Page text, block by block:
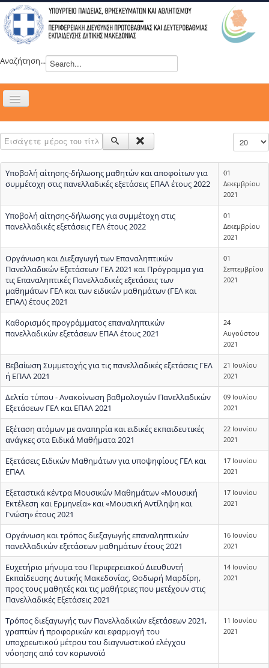
Αναζήτηση...
Εναλλαγή
ΝΕΑ
ΣΥΜΒΟΥΛΙΑ
ΕΥΡΩΠΑΪΚΑ ΠΡΟΓΡΑΜΜΑΤΑ
ΜΑΘΗΤΕΙΑ
ΔΡΑΣΕΙΣ
ΕΠΙΚΟΙΝΩΝΙΑ
ΕΞ ΑΠΟΣΤΑΣΕΩΣ ΕΚΠΑΙΔΕΥΣΗ
Εισάγετε μέρος του τίτλου.
Υποβολή αίτησης-δήλωσης μαθητών και αποφοίτων για
συμμέτοχη στις πανελλαδικές εξετάσεις ΕΠΑΛ έτους 2022
01
Δεκεμβρίου
2021
Υποβολή αίτησης-δήλωσης για συμμέτοχη στις
πανελλαδικές εξετάσεις ΓΕΛ έτους 2022
01
Δεκεμβρίου
2021
Οργάνωση και Διεξαγωγή των Επαναληπτικών
Πανελλαδικών Εξετάσεων ΓΕΛ 2021 και Πρόγραμμα για
τις Επαναληπτικές Πανελλαδικές εξετάσεις των
μαθημάτων ΓΕΛ και των ειδικών μαθημάτων (ΓΕΛ και
ΕΠΑΛ) έτους 2021
01
Σεπτεμβρίου
2021
Καθορισμός προγράμματος επαναληπτικών
πανελλαδικών εξετάσεων ΕΠΑΛ έτους 2021
24
Αυγούστου
2021
Βεβαίωση Συμμετοχής για τις πανελλαδικές εξετάσεις ΓΕΛ
ή ΕΠΑΛ 2021
21 Ιουλίου
2021
Δελτίο τύπου - Ανακοίνωση βαθμολογιών Πανελλαδικών
Εξετάσεων ΓΕΛ και ΕΠΑΛ 2021
09 Ιουλίου
2021
Εξέταση ατόμων με αναπηρία και ειδικές εκπαιδευτικές
ανάγκες στα Ειδικά Μαθήματα 2021
22 Ιουνίου
2021
Εξετάσεις Eιδικών Μαθημάτων για υποψηφίους ΓΕΛ και
ΕΠΑΛ
17 Ιουνίου
2021
Εξεταστικά κέντρα Μουσικών Μαθημάτων «Μουσική
Εκτέλεση και Ερμηνεία» και «Μουσική Αντίληψη και
Γνώση» έτους 2021
17 Ιουνίου
2021
Οργάνωση και τρόπος διεξαγωγής επαναληπτικών
πανελλαδικών εξετάσεων μαθημάτων έτους 2021
16 Ιουνίου
2021
Ευχετήριο μήνυμα του Περιφερειακού Διευθυντή
Εκπαίδευσης Δυτικής Μακεδονίας, Θοδωρή Μαρδίρη,
προς τους μαθητές και τις μαθήτριες που μετέχουν στις
Πανελλαδικές Εξετάσεις 2021
14 Ιουνίου
2021
Τρόπος διεξαγωγής των Πανελλαδικών εξετάσεων 2021,
γραπτών ή προφορικών και εφαρμογή του
υποχρεωτικού μέτρου του διαγνωστικού ελέγχου
νόσησης από τον κορωνοϊό
11 Ιουνίου
2021